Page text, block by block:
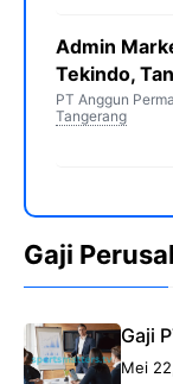
Admin
Tekindo,
PT Anggun
Tangerang
Gaji
Gaji
Mei